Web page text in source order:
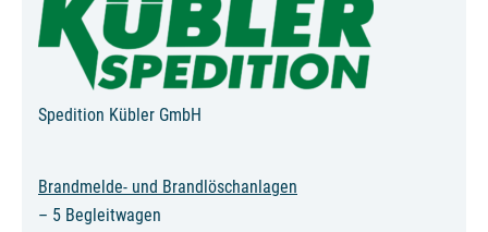
Spedition Kübler GmbH
Brandmelde- und Brandlöschanlagen
– 5 Begleitwagen